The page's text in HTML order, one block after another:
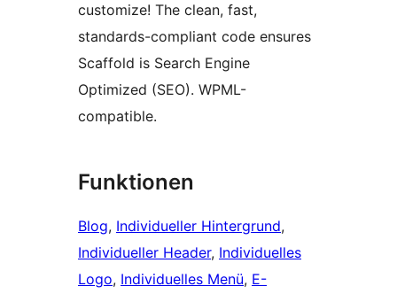
customize! The clean, fast,
standards-compliant code ensures
Scaffold is Search Engine
Optimized (SEO). WPML-
compatible.
Funktionen
Blog, Individueller Hintergrund
Individueller Header, Individuelles
Logo, Individuelles Menü, E-